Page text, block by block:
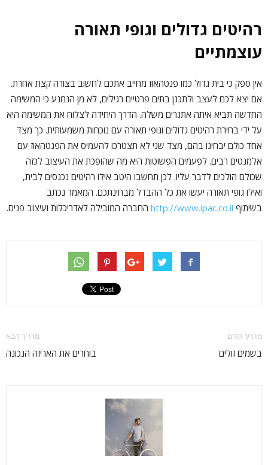
רהיטים גדולים וגופי תאורה
עוצמתיים
אין ספק כי בית גדול כמו פנטהאוז מחייב אתכם לחשוב בצורה קצת אחרת.
אם יצא לכם לעצב ולתכנן בתים פרטיים רגילים, לא מן הנמנע כי המשימה
החדשה תביא איתה אתגרים משלה. הדרך היחידה לצלוח את המשימה היא
על ידי בחירת רהיטים גדולים וגופי תאורה עם נוכחות משמעותית. כך מצד
אחד כולם יבחינו בהם, מצד שני לא תצטרכו להעמיס את הפנטהאוז עם
אלמנטים רבים. לפעמים הפשוטות היא מה שהופכת את העיצוב לכזה
שכולם הולכים לדבר עליו. לכן תחשבו היטב אילו רהיטים נכנסים לבית,
ואילו גופי תאורה יעשו את כל ההבדל מבחינתכם. המאמר נכתב
בשיתוף http://www.ipac.co.il החברה המובילה לאדריכלות ועיצוב פנים.
מדריך קודם
בשמים זולים
מדריך הבא
בוחרים את האריזה הנכונה